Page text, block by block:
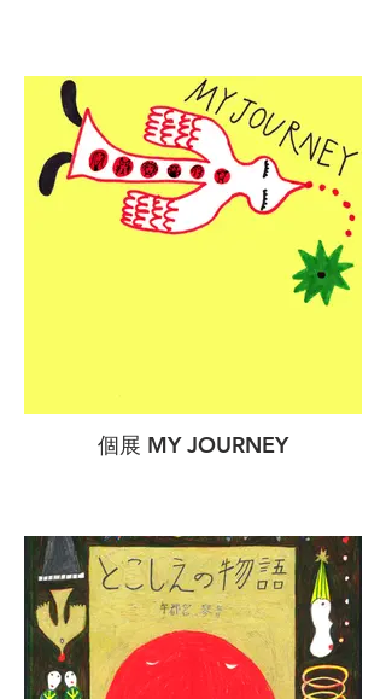
個展 MY JOURNEY